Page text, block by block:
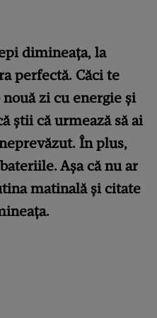
dimineața, la
perfectă. Căci te
zi cu energie și
știi că urmează să ai
În plus,
Așa că nu ar
matinală și citate